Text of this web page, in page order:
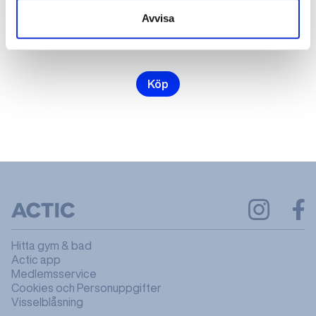
Avvisa
2000 kr kr
Köp
Hitta gym & bad
Actic app
Medlemsservice
Cookies och Personuppgifter
Visselblåsning